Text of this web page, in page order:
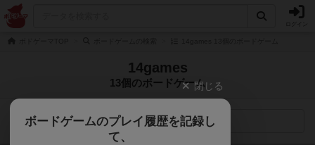
14games
13個のボードゲーム
検索メニュー
閉じる
ボードゲームのプレイ履歴を記録し
て、